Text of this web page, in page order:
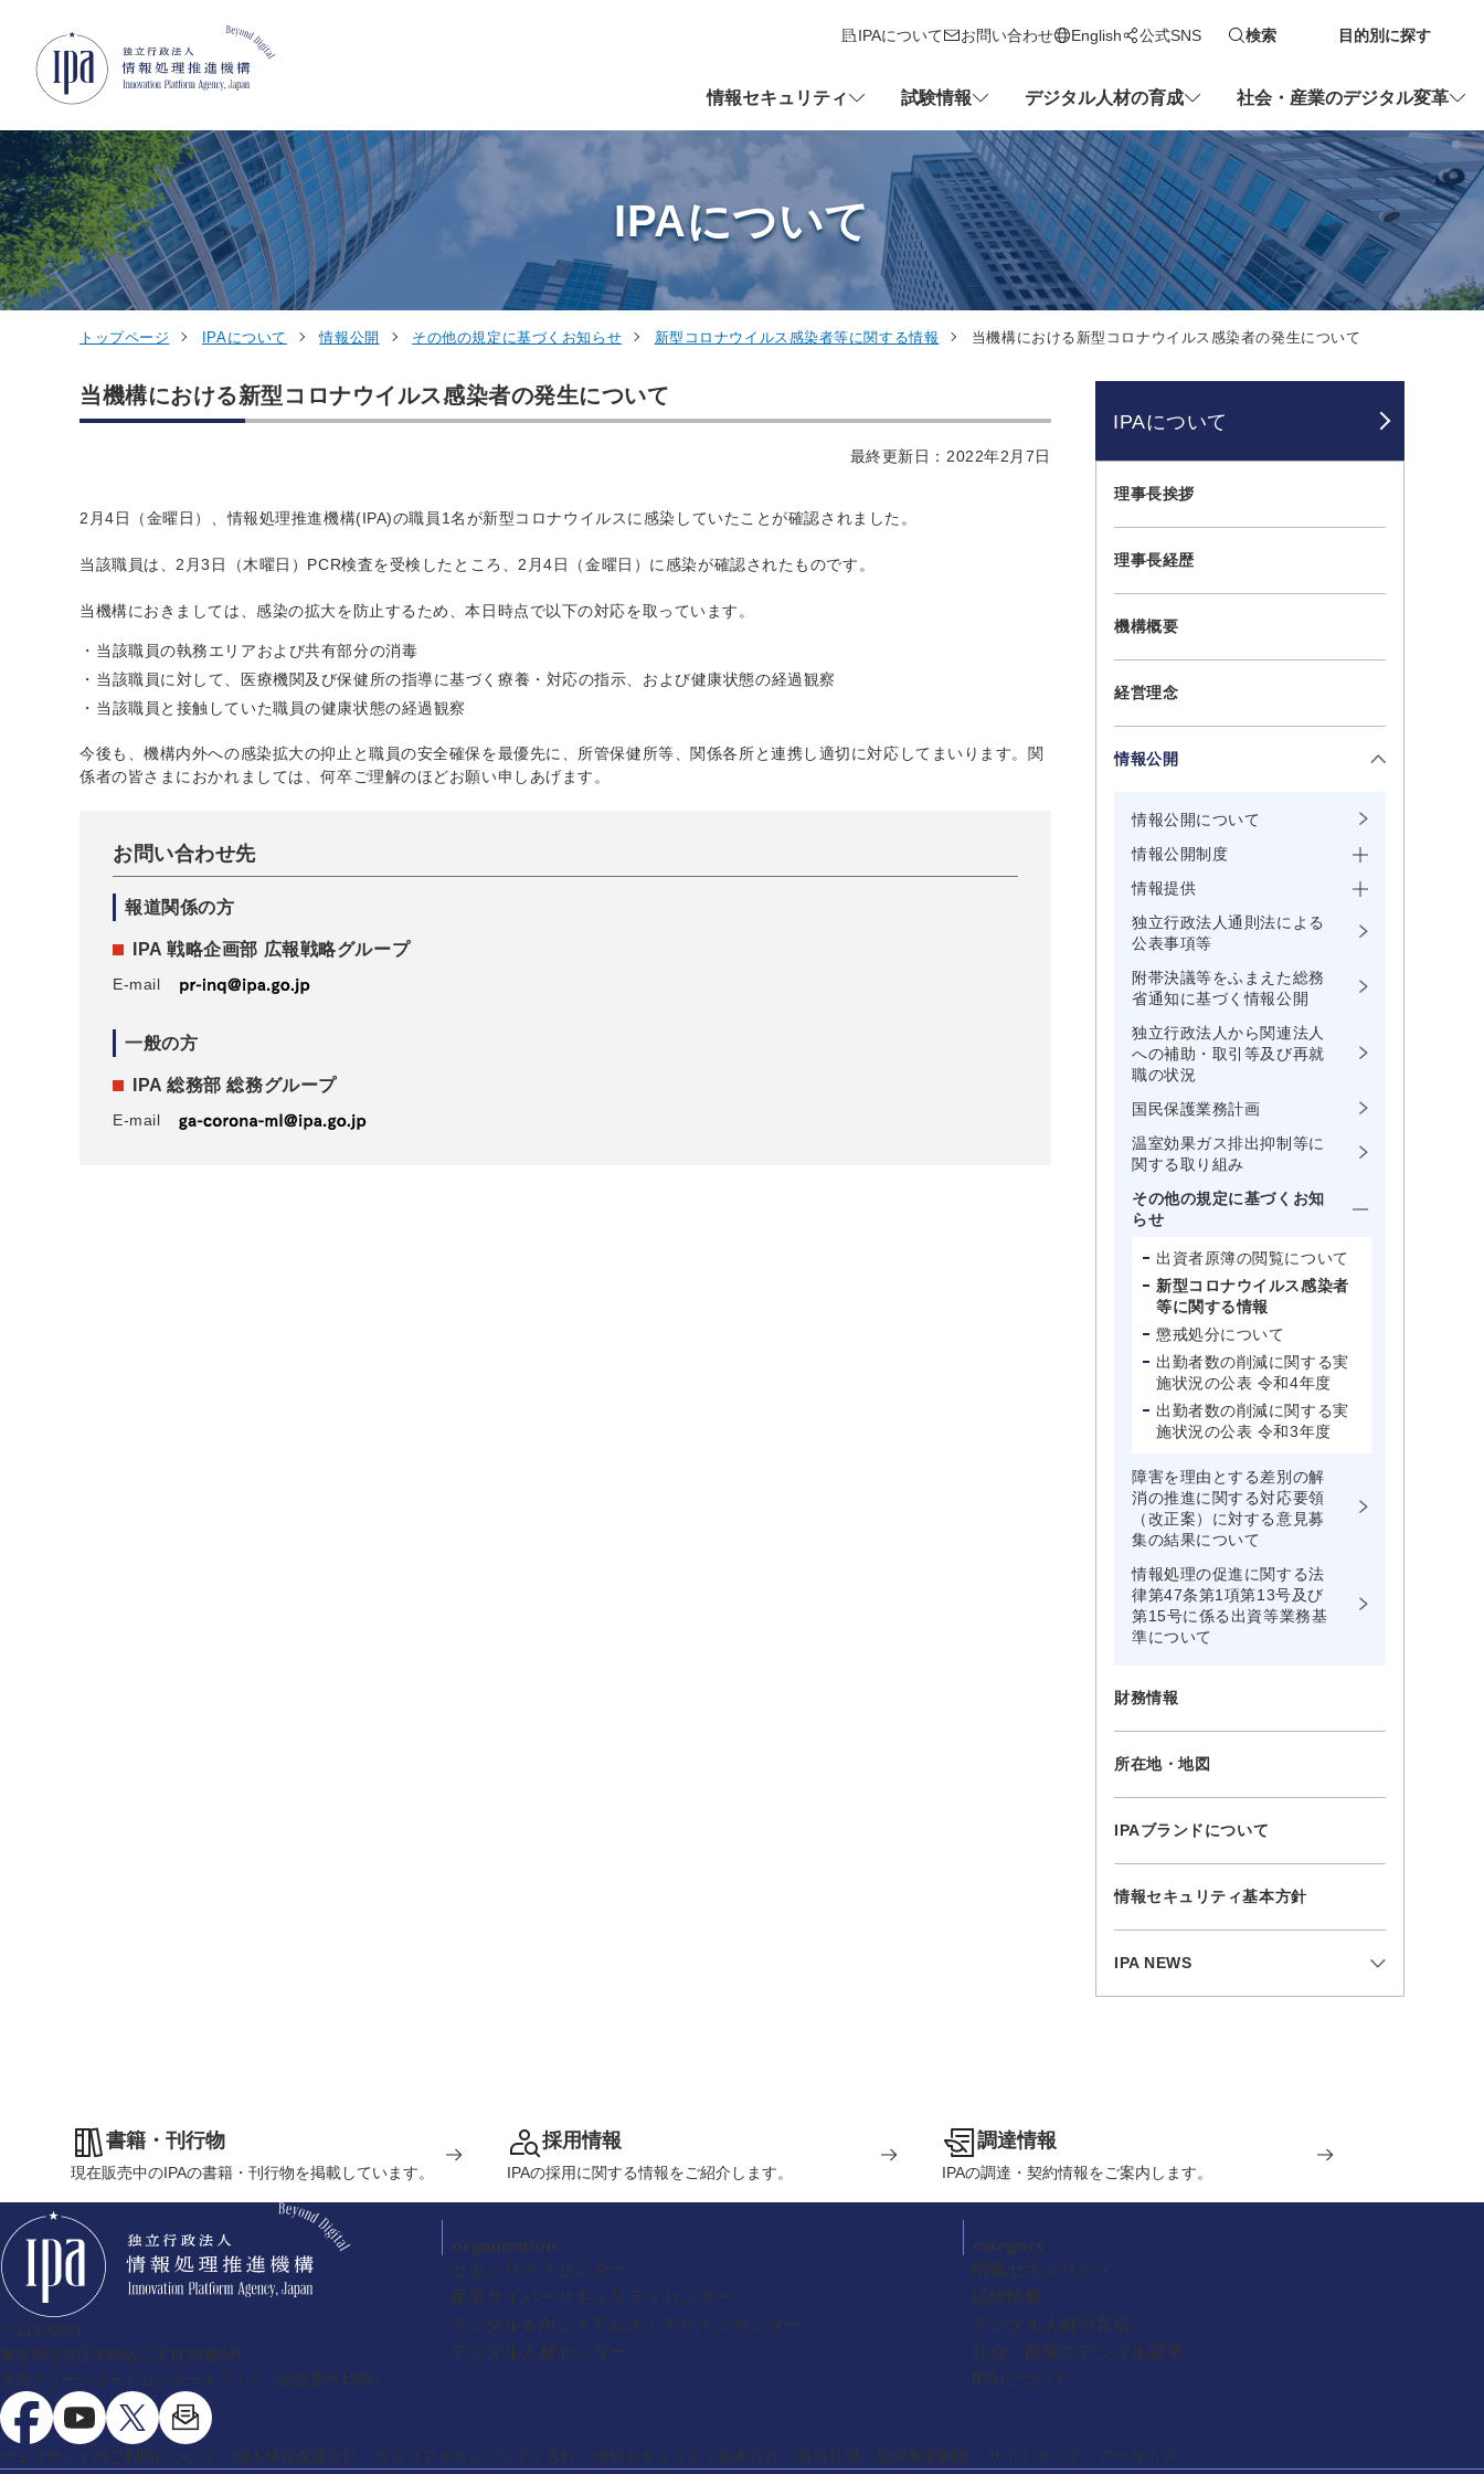
IPAについて
お問い合わせ English
新しいタブで開きます
公式SNS 検索 目的別に探す
情報セキュリティ 試験情報 デジタル人材の育成 社会・産業のデジタル変革
IPAについて
トップページ IPAについて 情報公開 その他の規定に基づくお知らせ 新型コロナウイルス感染者等に関する情報 当機構における新型コロナウイルス感染者の発生について
当機構における新型コロナウイルス感染者の発生について
最終更新日：2022年2月7日
2月4日（金曜日）、情報処理推進機構(IPA)の職員1名が新型コロナウイルスに感染していたことが確認されました。
当該職員は、2月3日（木曜日）PCR検査を受検したところ、2月4日（金曜日）に感染が確認されたものです。
当機構におきましては、感染の拡大を防止するため、本日時点で以下の対応を取っています。
当該職員の執務エリアおよび共有部分の消毒
当該職員に対して、医療機関及び保健所の指導に基づく療養・対応の指示、および健康状態の経過観察
当該職員と接触していた職員の健康状態の経過観察
今後も、機構内外への感染拡大の抑止と職員の安全確保を最優先に、所管保健所等、関係各所と連携し適切に対応してまいります。関
係者の皆さまにおかれましては、何卒ご理解のほどお願い申しあげます。
お問い合わせ先
報道関係の方
IPA 戦略企画部 広報戦略グループ
E-mail
一般の方
IPA 総務部 総務グループ
E-mail
IPAについて
理事長挨拶
理事長経歴
機構概要
経営理念
情報公開
情報公開について
情報公開制度
情報提供
独立行政法人通則法による
公表事項等
附帯決議等をふまえた総務
省通知に基づく情報公開
独立行政法人から関連法人
への補助・取引等及び再就
職の状況
国民保護業務計画
温室効果ガス排出抑制等に
関する取り組み
その他の規定に基づくお知
らせ
出資者原簿の閲覧について
新型コロナウイルス感染者
等に関する情報
懲戒処分について
出勤者数の削減に関する実
施状況の公表 令和4年度
出勤者数の削減に関する実
施状況の公表 令和3年度
障害を理由とする差別の解
消の推進に関する対応要領
（改正案）に対する意見募
集の結果について
情報処理の促進に関する法
律第47条第1項第13号及び
第15号に係る出資等業務基
準について
財務情報
所在地・地図
IPAブランドについて
情報セキュリティ基本方針
IPA NEWS
書籍・刊行物
現在販売中のIPAの書籍・刊行物を掲載しています。
採用情報
IPAの採用に関する情報をご紹介します。
調達情報
IPAの調達・契約情報をご案内します。
〒113-6591
東京都文京区本駒込二丁目28番8号
文京グリーンコートセンターオフィス（総合受付13階）
organization
セキュリティセンター
産業サイバーセキュリティセンター
デジタル＆AIシステムズ・デザインセンター
デジタル人材センター
category
情報セキュリティ
試験情報
デジタル人材の育成
社会・産業のデジタル変革
IPAについて
ウェブサイトのご利用について 個人情報保護方針 ウェブアクセシビリティ方針 情報セキュリティ基本方針 情報公開 協同事業制度 サイトマップ
アーカイブ